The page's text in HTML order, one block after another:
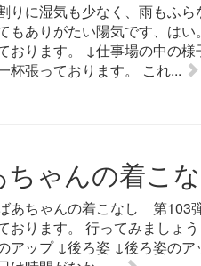
りに湿気も少なく、雨もふ
もありがたい陽気です、は
おります。 ↓仕事場の中の
杯張っております。 これ...
ちゃんの着こ
あちゃんの着こなし 第103
おります。 行ってみましょ
アップ ↓後ろ姿 ↓後ろ姿の